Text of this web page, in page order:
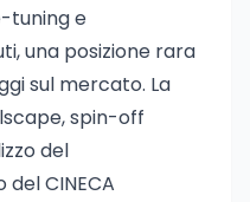
tuning e
una posizione rara
sul mercato. La
spin-off
del
CINECA